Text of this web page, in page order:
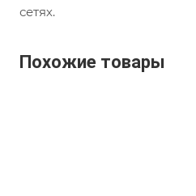
сетях.
Похожие товары